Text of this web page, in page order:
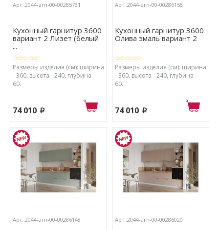
Арт.:2044-arn-00-00285731
Кухонный гарнитур 3600
вариант 2 Лизет (белый
...
Размеры изделия (см): ширина
- 360, высота - 240, глубина -
60.
74 010 p
Арт.:2044-arn-00-00286158
Кухонный гарнитур 3600
Олива эмаль вариант 2
Размеры изделия (см): ширина
- 360, высота - 240, глубина -
60.
74 010 p
Арт.:2044-arn-00-00286148 Арт.:2044-arn-00-00286020